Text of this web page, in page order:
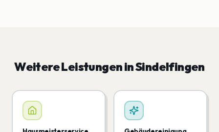
Weitere Leistungen inSindelfingen